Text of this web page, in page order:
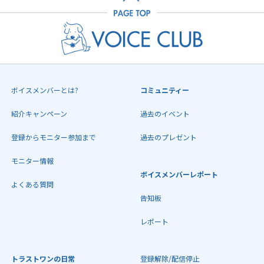
ボイスメンバーとは?
紹介キャンペーン
登録からモニター参加まで
モニター情報
よくある質問
コミュニティー
過去のイベント
過去のプレゼント
ボイスメンバーレポート
告知板
レポート
トラストワンの日常 登録解除/配信停止